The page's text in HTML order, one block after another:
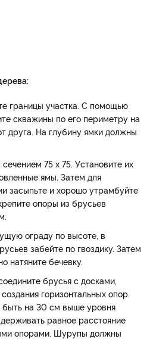
границы участка. С помощью
скважины по его периметру на
друга. На глубину ямки должны
75 х 75. Установите их
ямы. Затем для
засыпьте и хорошо утрамбуйте
опоры из брусьев
ограду по высоте, в
забейте по гвоздику. Затем
натяните бечевку.
брусья с досками,
горизонтальных опор.
на 30 см выше уровня
равное расстояние
опорами. Шурупы должны